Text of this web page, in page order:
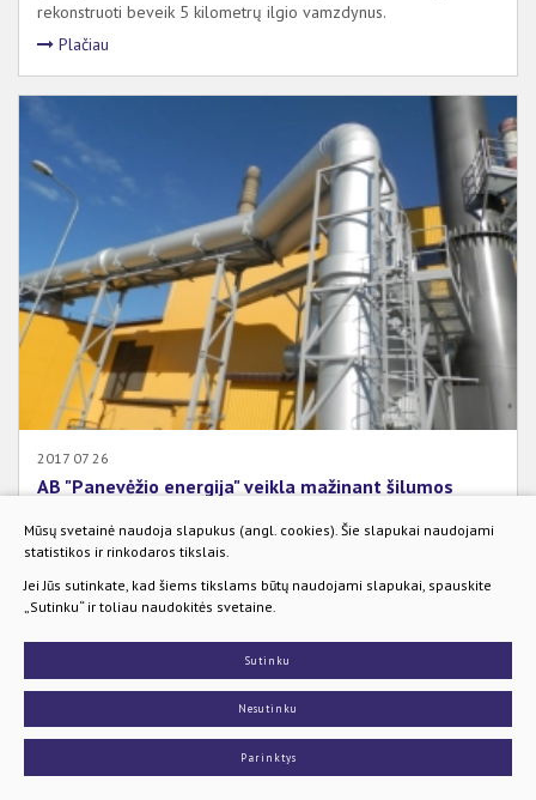
rekonstruoti beveik 5 kilometrų ilgio vamzdynus.
Plačiau
2017 07 26
AB "Panevėžio energija" veikla mažinant šilumos
AB "Panevėžio energija" siekdama kuo mažesnės šilumos kainos
ir toliau plečia biokuro panaudojimą bei investuoja į šilumos
trasų rekonstrukciją, užtikrindama patikimą šilumos tiekimą
vartotojams.
Plačiau
Mūsų svetainė naudoja slapukus (angl. cookies). Šie slapukai naudojami
statistikos ir rinkodaros tikslais.
Jei Jūs sutinkate, kad šiems tikslams būtų naudojami slapukai, spauskite
„Sutinku“ ir toliau naudokitės svetaine.
Sutinku
Nesutinku
Parinktys